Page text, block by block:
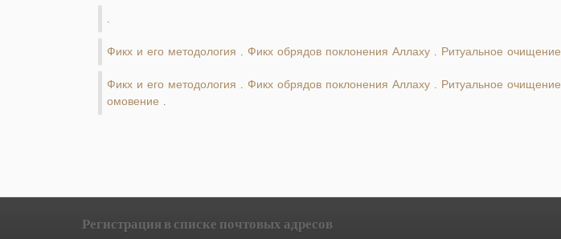
Фикх и его методология Фикх обрядов поклонения Аллаху Ритуальное очищение
Фикх и его методология Фикх обрядов поклонения Аллаху Ритуальное очищение
омовение
Регистрация в списке почтовых адресов